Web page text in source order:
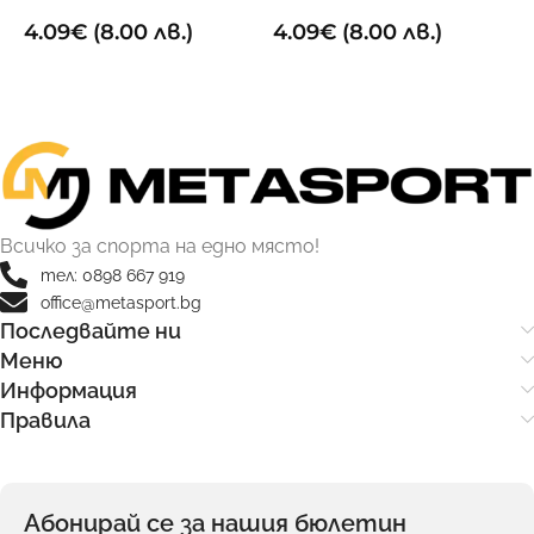
4.09€ (8.00 лв.) 4.09€(8.00 лв.)
Всичко за спорта на едно място!
тел: 0898 667 919
office@metasport.bg
Последвайте ни
Меню
Информация
Правила
Абонирай се за нашия бюлетин